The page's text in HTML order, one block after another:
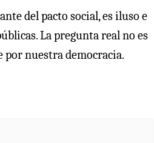
del pacto social, es iluso e
La pregunta real no es
por nuestra democracia.